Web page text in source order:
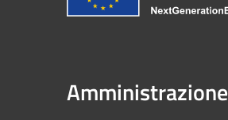
Amministrazione